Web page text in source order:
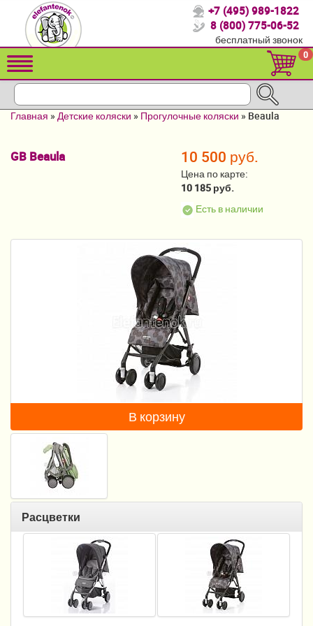
Спасибо, что выбрали нас!
Распродажа!
Детские коляски
Кровати для детей от 2-3 лет
Летние товары
Постельные принадлежности
Манежи
Безопасность ребенка
Ходунки и прыгунки
Принадлежности для выписки
Сумки для мам и детей
Кенгуру и слинги
+7 (495) 989-1822
8 (800) 775-06-52
бесплатный звонок
0
Главная »Детские коляски » Прогулочные коляски » Beaula
GB Beaula 10 500 руб.
Цена по карте:
10 185 руб.
Есть в наличии
В корзину
Расцветки